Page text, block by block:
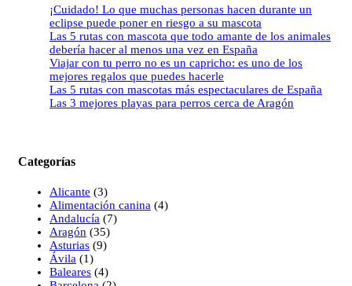
¡Cuidado! Lo que muchas personas hacen durante un
eclipse puede poner en riesgo a su mascota
Las 5 rutas con mascota que todo amante de los animales
debería hacer al menos una vez en España
Viajar con tu perro no es un capricho: es uno de los
mejores regalos que puedes hacerle
Las 5 rutas con mascotas más espectaculares de España
Las 3 mejores playas para perros cerca de Aragón
Categorías
Alicante (3)
Alimentación canina (4)
Andalucía (7)
Aragón (35)
Asturias (9)
Ávila (1)
Baleares (4)